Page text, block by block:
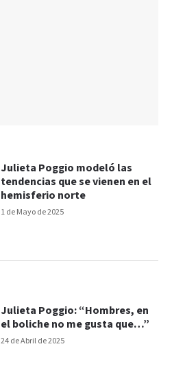
1 de Mayo de 2025
Julieta Poggio modeló las
tendencias que se vienen en el
hemisferio norte
24 de Abril de 2025
Julieta Poggio: “Hombres, en
el boliche no me gusta que…”